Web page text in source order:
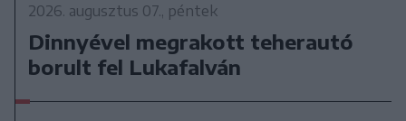
2026. augusztus 07., péntek
Dinnyével megrakott teherautó
borult fel Lukafalván